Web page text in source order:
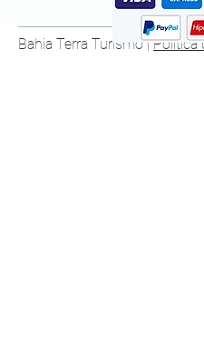
Bahia Terra Turismo |Política